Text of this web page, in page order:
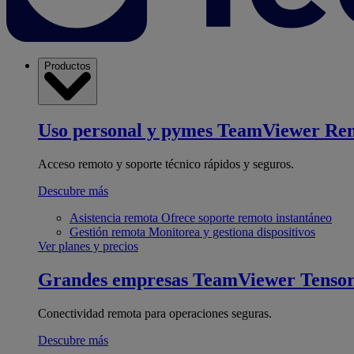
Productos
Uso personal y pymes TeamViewer
Acceso remoto y soporte técnico rápidos y seguros.
Descubre más
Asistencia remota Ofrece soporte remoto instantáneo
Gestión remota Monitorea y gestiona dispositivos
Ver planes y precios
Grandes empresas TeamViewer Tensor
Conectividad remota para operaciones seguras.
Descubre más